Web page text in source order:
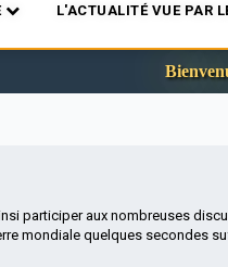
L'ACTUALITÉ VUE PAR
Bienvenue sur
participer aux nombreuses
mondiale quelques secondes